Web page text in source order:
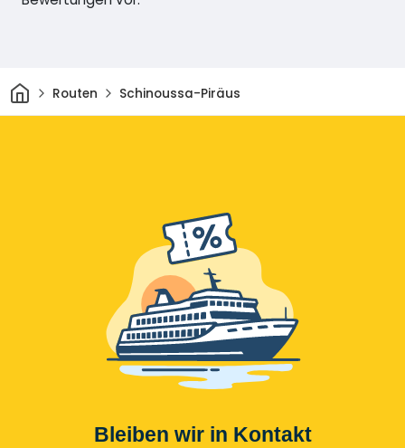
HeimRouten Schinoussa-Piräus
Bleiben wir in Kontakt